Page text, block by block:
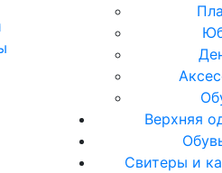
Верхняя
Свитеры и